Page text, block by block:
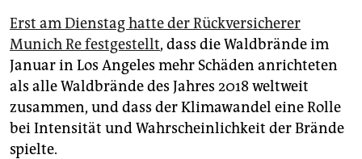
Erst am Dienstag hatte der Rückversicherer
Munich Re festgestellt, dass die Waldbrände im
Januar in Los Angeles mehr Schäden anrichteten
als alle Waldbrände des Jahres 2018 weltweit
zusammen, und dass der Klimawandel eine Rolle
bei Intensität und Wahrscheinlichkeit der Brände
spielte.